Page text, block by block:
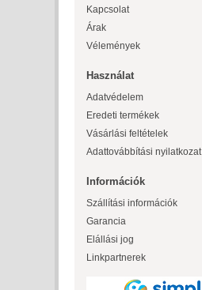
Kapcsolat
Árak
Vélemények
Használat
Adatvédelem
Eredeti termékek
Vásárlási feltételek
Adattovábbítási nyilatkozat
Információk
Szállítási információk
Garancia
Elállási jog
Linkpartnerek